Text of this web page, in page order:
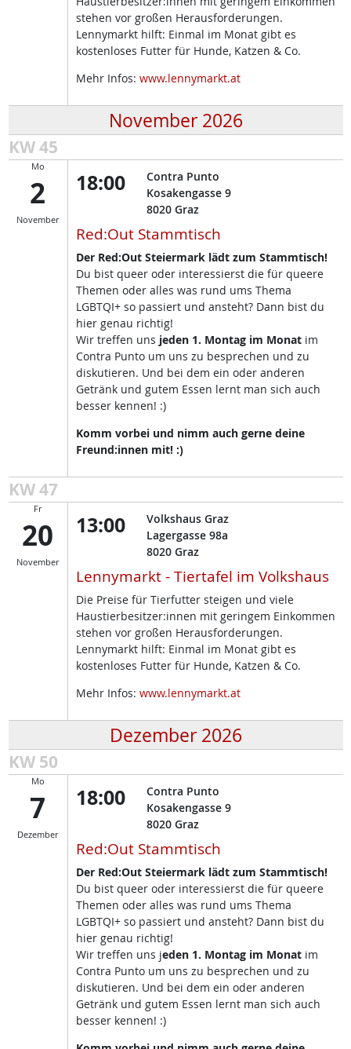
stehen vor großen Herausforderungen.
Lennymarkt hilft: Einmal im Monat gibt es
kostenloses Futter für Hunde, Katzen & Co.
Mehr Infos: www.lennymarkt.at
November 2026
KW 45
Mo
2
November
18:00
Contra Punto
Kosakengasse 9
8020 Graz
Red:Out Stammtisch
Der Red:Out Steiermark lädt zum Stammtisch!
Du bist queer oder interessierst die für queere
Themen oder alles was rund ums Thema
LGBTQI+ so passiert und ansteht? Dann bist du
hier genau richtig!
Wir treffen uns jeden 1. Montag im Monatim
Contra Punto um uns zu besprechen und zu
diskutieren. Und bei dem ein oder anderen
Getränk und gutem Essen lernt man sich auch
besser kennen! :)
Komm vorbei und nimm auch gerne deine
Freund:innen mit! :)
KW 47
Fr
20
November
13:00
Volkshaus Graz
Lagergasse 98a
8020 Graz
Lennymarkt - Tiertafel im Volkshaus
Die Preise für Tierfutter steigen und viele
Haustierbesitzer:innen mit geringem Einkommen
stehen vor großen Herausforderungen.
Lennymarkt hilft: Einmal im Monat gibt es
kostenloses Futter für Hunde, Katzen & Co.
Mehr Infos: www.lennymarkt.at
Dezember 2026
KW 50
Mo
7
Dezember
18:00
Contra Punto
Kosakengasse 9
8020 Graz
Red:Out Stammtisch
Der Red:Out Steiermark lädt zum Stammtisch!
Du bist queer oder interessierst die für queere
Themen oder alles was rund ums Thema
LGBTQI+ so passiert und ansteht? Dann bist du
hier genau richtig!
Wir treffen uns jeden 1. Montag im Monat im
Contra Punto um uns zu besprechen und zu
diskutieren. Und bei dem ein oder anderen
Getränk und gutem Essen lernt man sich auch
besser kennen! :)